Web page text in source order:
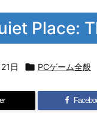
Place:
日  PCゲーム全般